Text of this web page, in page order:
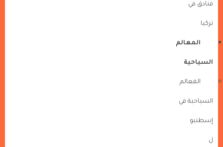
فنادق في
تركيا
المعالم
السياحية
المعالم
السياحية في
إسطنبو
ل